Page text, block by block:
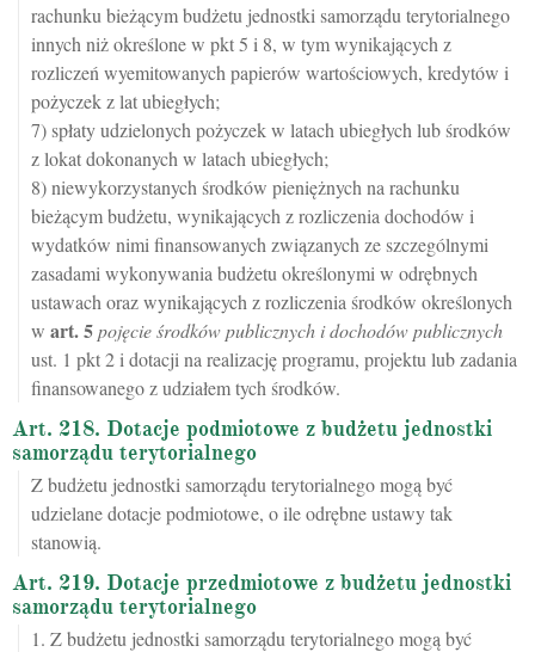
rachunku bieżącym budżetu jednostki samorządu terytorialnego
innych niż określone w pkt 5 i 8, w tym wynikających z
rozliczeń wyemitowanych papierów wartościowych, kredytów i
pożyczek z lat ubiegłych;
7) spłaty udzielonych pożyczek w latach ubiegłych lub środków
z lokat dokonanych w latach ubiegłych;
8) niewykorzystanych środków pieniężnych na rachunku
bieżącym budżetu, wynikających z rozliczenia dochodów i
wydatków nimi finansowanych związanych ze szczególnymi
zasadami wykonywania budżetu określonymi w odrębnych
ustawach oraz wynikających z rozliczenia środków określonych
w art.5pojęcie środków publicznych i dochodów publicznych
ust. 1 pkt 2 i dotacji na realizację programu, projektu lub zadania
finansowanego z udziałem tych środków.
Art. 218. Dotacje podmiotowe z budżetu jednostki
samorządu terytorialnego
Z budżetu jednostki samorządu terytorialnego mogą być
udzielane dotacje podmiotowe, o ile odrębne ustawy tak
stanowią.
Art. 219. Dotacje przedmiotowe z budżetu jednostki
samorządu terytorialnego
1. Z budżetu jednostki samorządu terytorialnego mogą być